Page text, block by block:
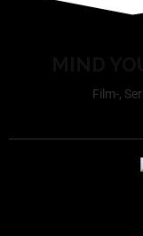
Film-,